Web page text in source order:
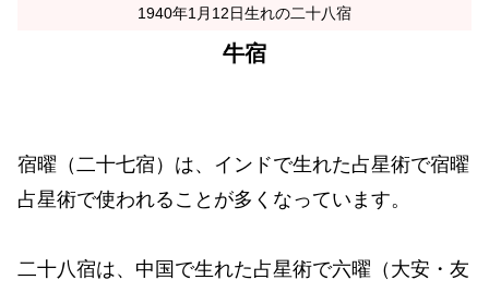
1940年1月12日生れの二十八宿
牛宿
宿曜（二十七宿）は、インドで生れた占星術で宿曜
占星術で使われることが多くなっています。
二十八宿は、中国で生れた占星術で六曜（大安・友